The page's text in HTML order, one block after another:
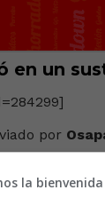
en un
por
la